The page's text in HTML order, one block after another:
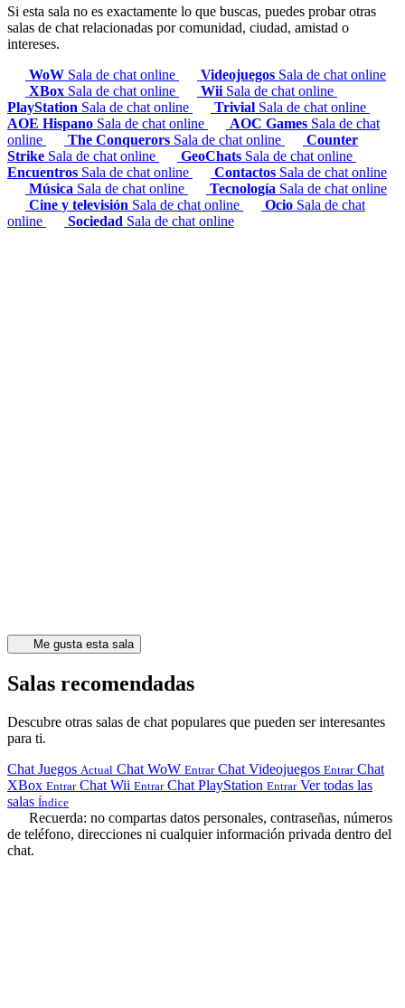
Si esta sala no es exactamente lo que buscas, puedes probar otras
salas de chat relacionadas por comunidad, ciudad, amistad o
intereses.
WoW Sala de chat online Videojuegos Sala de chat online
XBox Sala de chat online Wii Sala de chat online
PlayStation Sala de chat online Trivial Sala de chat online
AOE Hispano Sala de chat online AOC Games Sala de chat
online
The Conquerors Sala de chat online
Counter
Strike Sala de chat online GeoChats Sala de chat online
Encuentros Sala de chat online Contactos Sala de chat online
Música Sala de chat online Tecnología Sala de chat online
Cine y televisión Sala de chat online Ocio Sala de chat
online
Sociedad Sala de chat online
Me gusta esta sala
Salas recomendadas
Descubre otras salas de chat populares que pueden ser interesantes
para ti.
Chat Juegos Actual Chat WoW Entrar Chat Videojuegos Entrar Chat
XBox Entrar Chat Wii Entrar Chat PlayStation Entrar Ver todas las
salas Índice
Recuerda: no compartas datos personales, contraseñas, números
de teléfono, direcciones ni cualquier información privada dentro del
chat.